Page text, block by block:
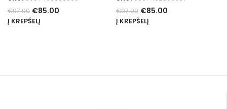
€97.00 €85.00
Į KREPŠELĮ
€97.00 €85.00
Į KREPŠELĮ